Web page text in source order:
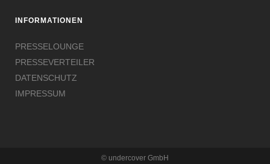
INFORMATIONEN
PRESSELOUNGE
PRESSEVERTEILER
DATENSCHUTZ
IMPRESSUM
© undercover GmbH